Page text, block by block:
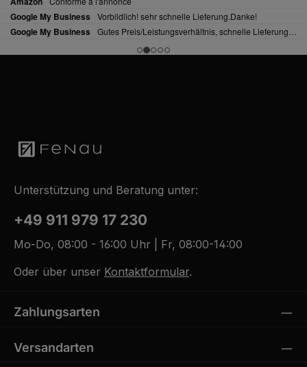
Unterstützung und Beratung unter:
+49 911 979 17 230
Mo-Do, 08:00 - 16:00 Uhr | Fr, 08:00-14:00
Oder über unser Kontaktformular.
Zahlungsarten
Versandarten